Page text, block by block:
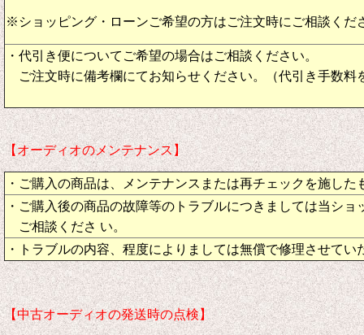
※ショッピング・ローンご希望の方はご注文時にご相談くだ
・代引き便についてご希望の場合はご相談ください。
ご注文時に備考欄にてお知らせください。（代引き手数料
【オーディオのメンテナンス】
・ご購入の商品は、メンテナンスまたは再チェックを施し
・ご購入後の商品の故障等のトラブルにつきましては当ショ
ご相談くださ い。
・トラブルの内容、程度によりましては無償で修理させてい
【中古オーディオの発送時の点検】